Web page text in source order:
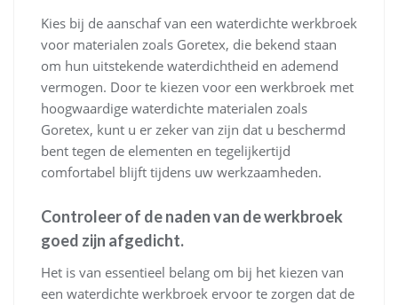
Kies bij de aanschaf van een waterdichte werkbroek
voor materialen zoals Goretex, die bekend staan
om hun uitstekende waterdichtheid en ademend
vermogen. Door te kiezen voor een werkbroek met
hoogwaardige waterdichte materialen zoals
Goretex, kunt u er zeker van zijn dat u beschermd
bent tegen de elementen en tegelijkertijd
comfortabel blijft tijdens uw werkzaamheden.
Controleer of de naden van de werkbroek
goed zijn afgedicht.
Het is van essentieel belang om bij het kiezen van
een waterdichte werkbroek ervoor te zorgen dat de